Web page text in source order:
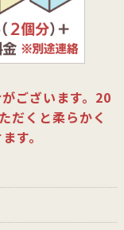
ございます。20
だくと柔らかく
す。